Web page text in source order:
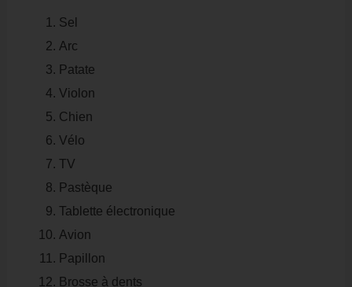
Sel
Arc
Patate
Violon
Chien
Vélo
TV
Pastèque
Tablette électronique
Avion
Papillon
Brosse à dents